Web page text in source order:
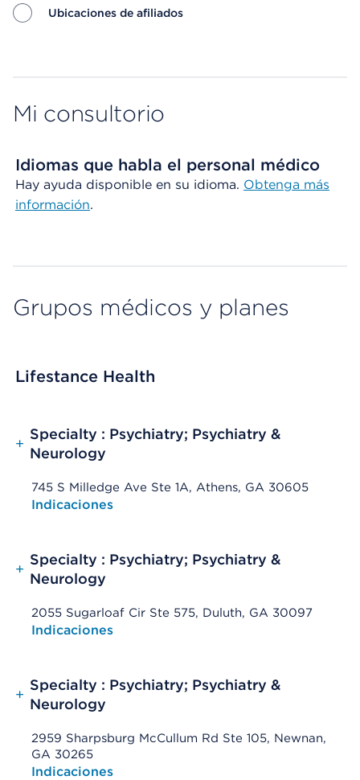
Ubicaciones de afiliados
Mi consultorio
Idiomas que habla el personal médico
Hay ayuda disponible en su idioma. Obtenga más
información.
Grupos médicos y planes
Lifestance Health
+
Specialty : Psychiatry; Psychiatry &
Neurology
745 S Milledge Ave Ste 1A, Athens, GA 30605
Opens native map application on mobile devices
Indicaciones
+
Specialty : Psychiatry; Psychiatry &
Neurology
2055 Sugarloaf Cir Ste 575, Duluth, GA 30097
Opens native map application on mobile devices
Indicaciones
+
Specialty : Psychiatry; Psychiatry &
Neurology
2959 Sharpsburg McCullum Rd Ste 105, Newnan,
GA 30265
Opens native map application on mobile devices
Indicaciones